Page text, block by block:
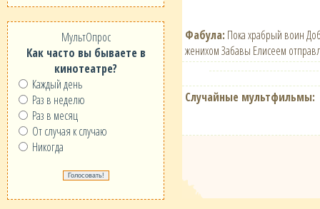
МультОпрос
Как часто вы бываете в
кинотеатре?
Каждый день
Раз в неделю
Раз в месяц
От случая к случаю
Никогда
Фабула: Пока храбрый воин
женихом Забавы Елисеем
Случайные мультфильмы: